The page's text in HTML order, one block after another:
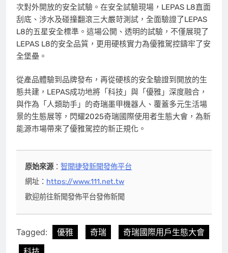
次對外開放的安全試驗。在安全試驗現場，LEPAS L8直面
刮底、涉水及碰撞翻滾三大嚴苛測試，全面驗證了LEPAS
L8的五星安全標準。這場公開、透明的試驗，不僅展現了
LEPAS L8的安全品質，更用硬核實力為優雅駕控鑄牢了安
全堡壘。
從產品體驗到品牌發布，再從硬核的安全驗證到開放的生
態共建，LEPAS成功地將「科技」與「優雅」深度融合，
與作為「人類助手」的奇瑞墨甲機器人、覆蓋多元生活場
景的生態展等，閃耀2025奇瑞國際使用者生態大會，為新
能源市場帶來了優雅駕控的新正規化。
原始來源：智聞捷發新聞發佈平台
網址： https://www.111.net.tw
歡迎前往新聞發佈平台發佈新聞
Tagged: 優雅 奇瑞
奇瑞國際用戶生態大會